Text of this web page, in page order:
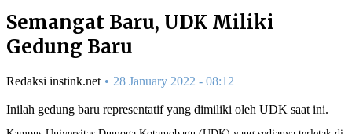
Semangat Baru, UDK Miliki
Gedung Baru
Redaksi instink.net 28 January 2022 - 08:12
Inilah gedung baru representatif yang dimiliki oleh UDK saat ini.